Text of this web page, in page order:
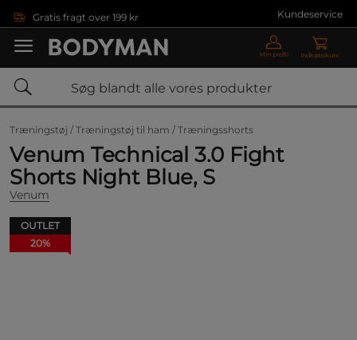
Gratis fragt over 199 kr Kundeservice
Min profil Indkøbskurv
Træningstøj / Træningstøj til ham / Træningsshorts
Venum Technical 3.0 Fight
Shorts Night Blue, S
Venum
OUTLET
20%